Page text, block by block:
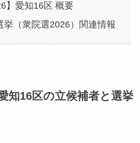
】愛知16区 概要
挙（衆院選2026）関連情報
知16区の立候補者と選挙